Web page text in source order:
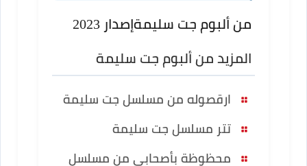
من ألبوم جت سليمةإصدار 2023
المزيد من ألبوم جت سليمة
ارقصوله من مسلسل جت سليمة
تتر مسلسل جت سليمة
محظوظة بأصحابي من مسلسل